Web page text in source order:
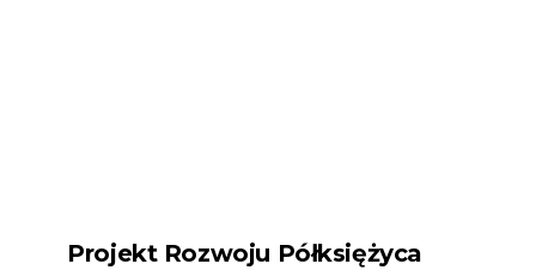
Projekt Rozwoju Półksiężyca